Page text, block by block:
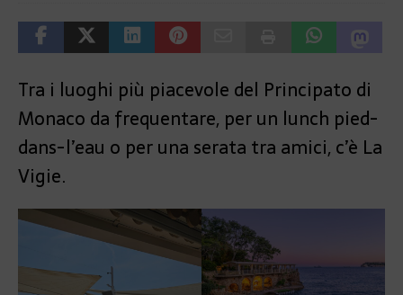
Tra i luoghi più piacevole del Principato di
Monaco da frequentare, per un lunch pied-
dans-l’eau o per una serata tra amici, c’è La
Vigie.